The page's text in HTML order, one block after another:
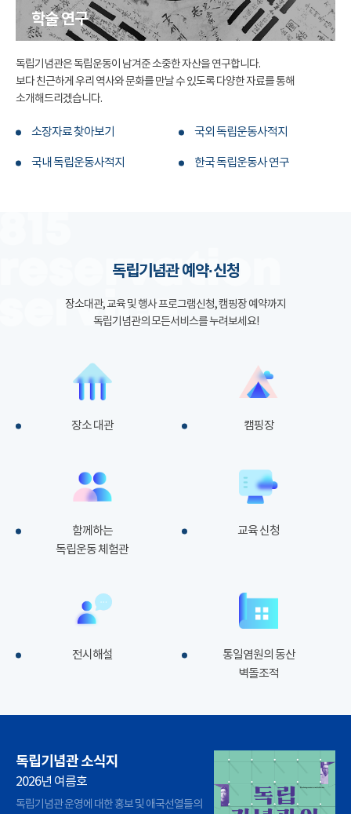
학술 연구
독립기념관은 독립운동이 남겨준 소중한 자산을 연구합니다.
보다 친근하게 우리 역사와 문화를 만날 수 있도록 다양한 자료를 통해
소개해드리겠습니다.
소장자료 찾아보기 국외 독립운동사적지
국내 독립운동사적지 한국 독립운동사 연구
독립기념관 예약·신청
장소대관, 교육 및 행사 프로그램신청, 캠핑장 예약까지
독립기념관의 모든서비스를 누려보세요!
장소 대관 캠핑장
함께하는
독립운동 체험관
교육 신청
전시해설
통일염원의 동산
벽돌조적
독립기념관 소식지
2026년 여름호
독립기념관 운영에 대한 홍보 및 애국선열들의